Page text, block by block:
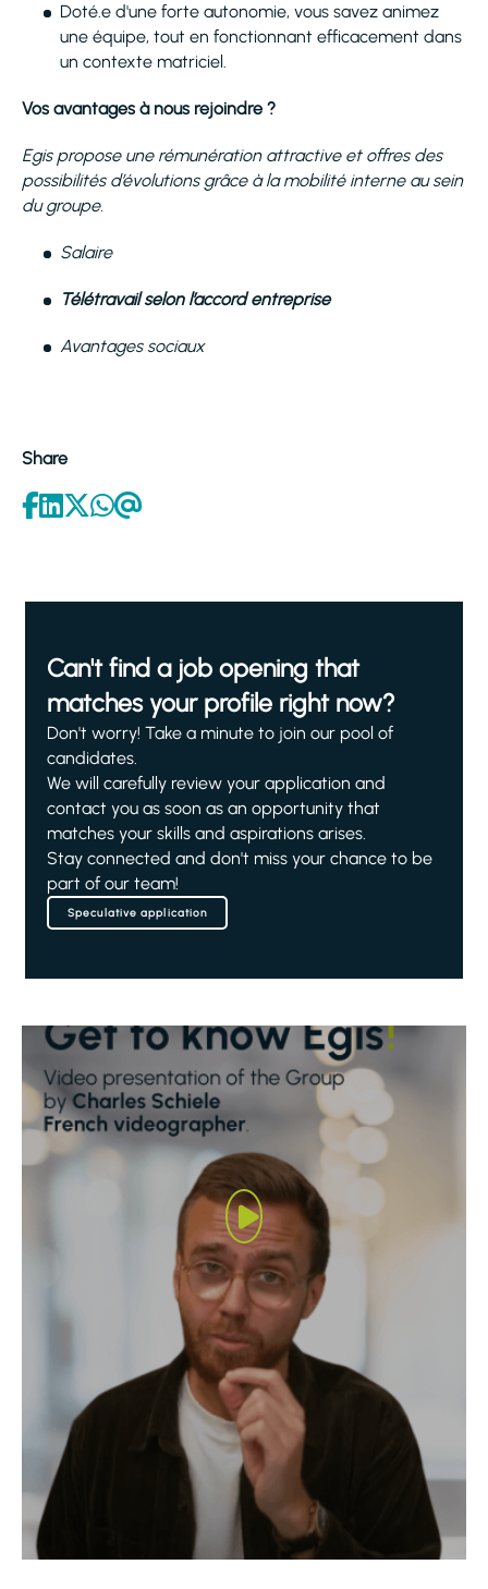
Doté.e d'une forte autonomie, vous savez animez
une équipe, tout en fonctionnant efficacement dans
un contexte matriciel.
Vos avantages à nous rejoindre ?
Egis propose une rémunération attractive et offres des
possibilités d’évolutions grâce à la mobilité interne au sein
du groupe.
Salaire
Télétravail selon l’accord entreprise
Avantages sociaux
Share
Can't find a job opening that
matches your profile right now?
Don't worry! Take a minute to join our pool of
candidates.
We will carefully review your application and
contact you as soon as an opportunity that
matches your skills and aspirations arises.
Stay connected and don't miss your chance to be
part of our team!
Speculative application